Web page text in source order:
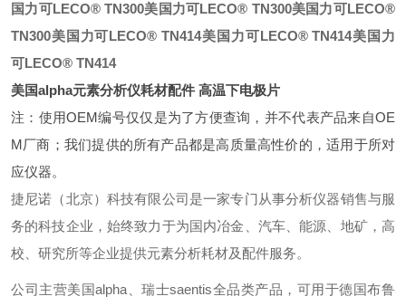
国力可LECO® TN300美国力可LECO® TN300美国力可LECO®
TN300美国力可LECO® TN414美国力可LECO® TN414美国力
可LECO® TN414
美国alpha元素分析仪耗材配件 高温下电极片
注：使用OEM编号仅仅是为了方便查询，并不代表产品来自OE
M厂商；我们提供的所有产品都是高质量高性价的，适用于所对
应仪器。
捷尼诺（北京）科技有限公司是一家专门从事分析仪器销售与服
务的科技企业，始终致力于为国内冶金、汽车、能源、地矿，高
校、研究所等企业提供元素分析耗材及配件服务。
公司主营美国alpha、瑞士saentis全品类产品，可用于德国布鲁